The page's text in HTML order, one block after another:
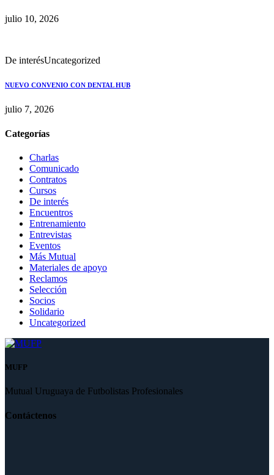
julio 10, 2026
De interésUncategorized
NUEVO CONVENIO CON DENTAL HUB
julio 7, 2026
Categorías
Charlas
Comunicado
Contratos
Cursos
De interés
Encuentros
Entrenamiento
Entrevistas
Eventos
Más Mutual
Materiales de apoyo
Reclamos
Selección
Socios
Solidario
Uncategorized
MUFP
Mutual Uruguaya de Futbolistas Profesionales
Contáctenos